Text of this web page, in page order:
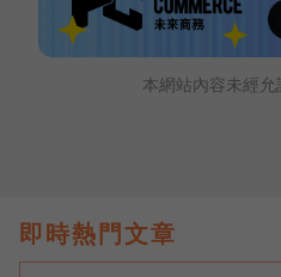
本網站內容未經允
即時熱門文章